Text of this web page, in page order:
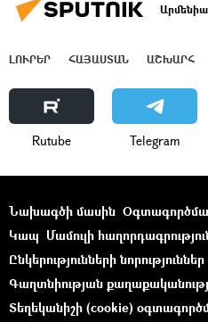
Արմենիա
ԼՈՒՐԵՐ ՀԱՅԱՍՏԱՆ ԱՇԽԱՐՀ
Rutube Telegram
Նախագծի մասին
Կապ Մամուլի
Ընկերությունների նորություններ
Գաղտնիության
Տեղեկանիշի (cookie)